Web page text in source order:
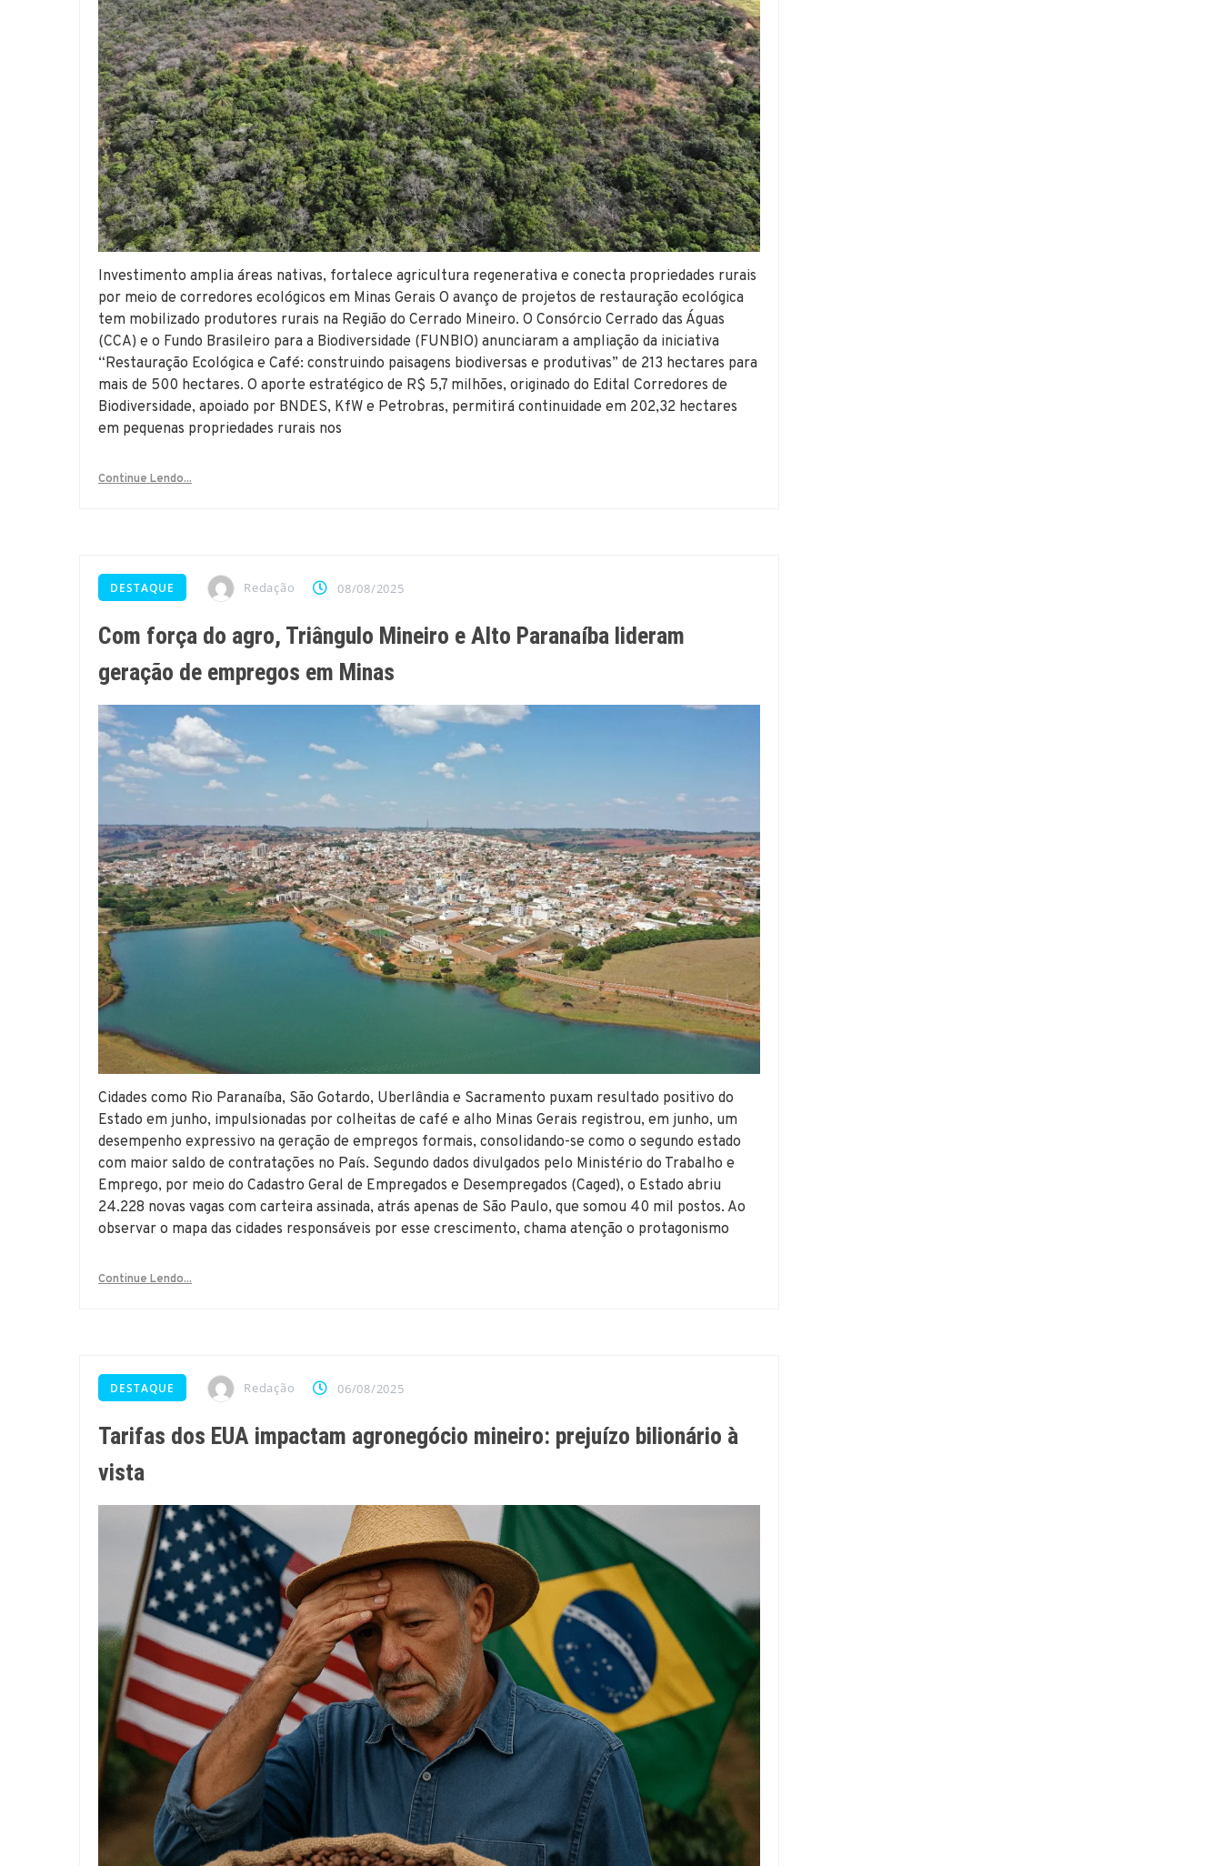
Investimento amplia áreas nativas, fortalece agricultura regenerativa e conecta propriedades rurais
por meio de corredores ecológicos em Minas Gerais O avanço de projetos de restauração ecológica
tem mobilizado produtores rurais na Região do Cerrado Mineiro. O Consórcio Cerrado das Águas
(CCA) e o Fundo Brasileiro para a Biodiversidade (FUNBIO) anunciaram a ampliação da iniciativa
“Restauração Ecológica e Café: construindo paisagens biodiversas e produtivas” de 213 hectares para
mais de 500 hectares. O aporte estratégico de R$ 5,7 milhões, originado do Edital Corredores de
Biodiversidade, apoiado por BNDES, KfW e Petrobras, permitirá continuidade em 202,32 hectares
em pequenas propriedades rurais nos
Continue Lendo...
DESTAQUE Redação 08/08/2025
Com força do agro, Triângulo Mineiro e Alto Paranaíba lideram
geração de empregos em Minas
Cidades como Rio Paranaíba, São Gotardo, Uberlândia e Sacramento puxam resultado positivo do
Estado em junho, impulsionadas por colheitas de café e alho Minas Gerais registrou, em junho, um
desempenho expressivo na geração de empregos formais, consolidando-se como o segundo estado
com maior saldo de contratações no País. Segundo dados divulgados pelo Ministério do Trabalho e
Emprego, por meio do Cadastro Geral de Empregados e Desempregados (Caged), o Estado abriu
24.228 novas vagas com carteira assinada, atrás apenas de São Paulo, que somou 40 mil postos. Ao
observar o mapa das cidades responsáveis por esse crescimento, chama atenção o protagonismo
Continue Lendo...
DESTAQUE Redação 06/08/2025
Tarifas dos EUA impactam agronegócio mineiro: prejuízo bilionário à
vista